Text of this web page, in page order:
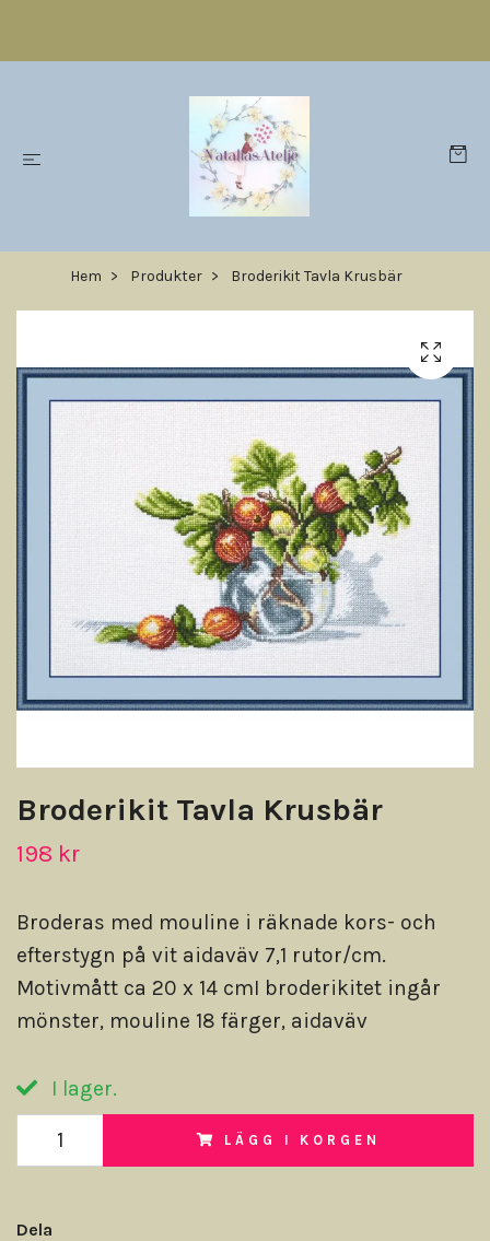
Hem Produkter Broderikit Tavla Krusbär
Broderikit Tavla Krusbär
198 kr
Broderas med mouline i räknade kors- och
efterstygn på vit aidaväv 7,1 rutor/cm.
Motivmått ca 20 x 14 cmI broderikitet ingår
mönster, mouline 18 färger, aidaväv
I lager.
LÄGG I KORGEN
Dela